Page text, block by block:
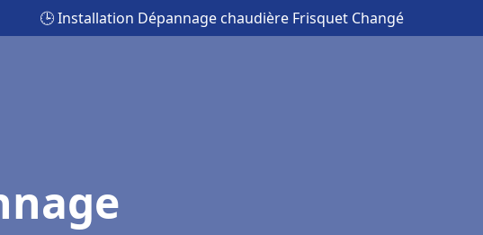
🕒 Installation Dépannage chaudière Frisquet Changé